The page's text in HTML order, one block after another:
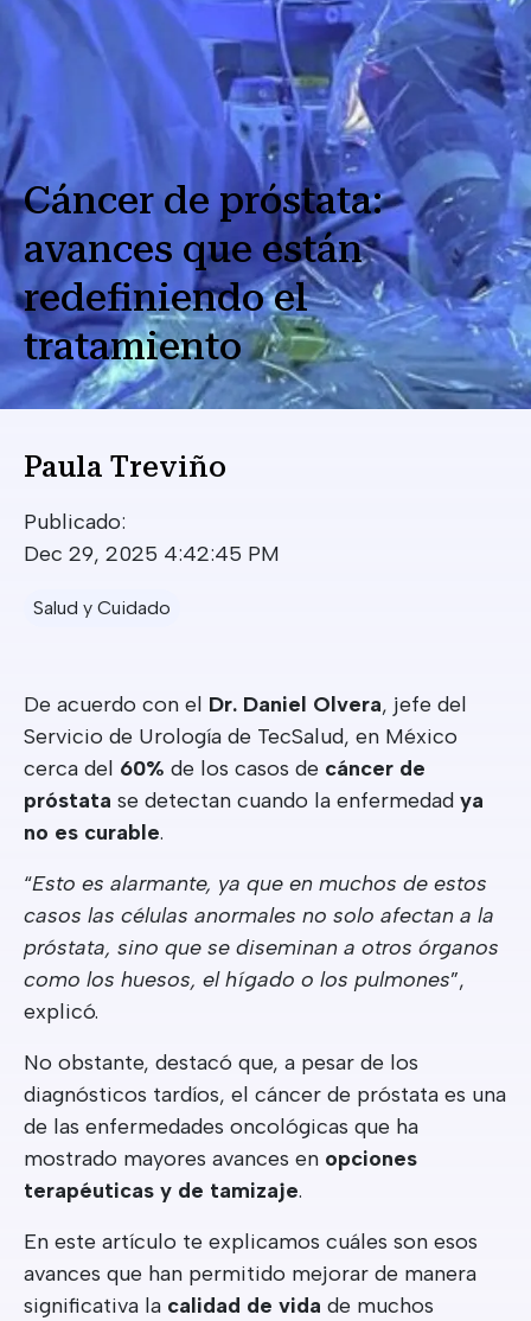
Cáncer de próstata:
avances que están
redefiniendo el
tratamiento
Paula Treviño
Publicado:
Dec 29, 2025 4:42:45 PM
Salud y Cuidado
De acuerdo con el Dr. Daniel Olvera, jefe del
Servicio de Urología de TecSalud, en México
cerca del 60% de los casos de cáncer de
próstata se detectan cuando la enfermedad ya
no es curable.
“Esto es alarmante, ya que en muchos de estos
casos las células anormales no solo afectan a la
próstata, sino que se diseminan a otros órganos
como los huesos, el hígado o los pulmones”,
explicó.
No obstante, destacó que, a pesar de los
diagnósticos tardíos, el cáncer de próstata es una
de las enfermedades oncológicas que ha
mostrado mayores avances en opciones
terapéuticas y de tamizaje.
En este artículo te explicamos cuáles son esos
avances que han permitido mejorar de manera
significativa la calidad de vida de muchos